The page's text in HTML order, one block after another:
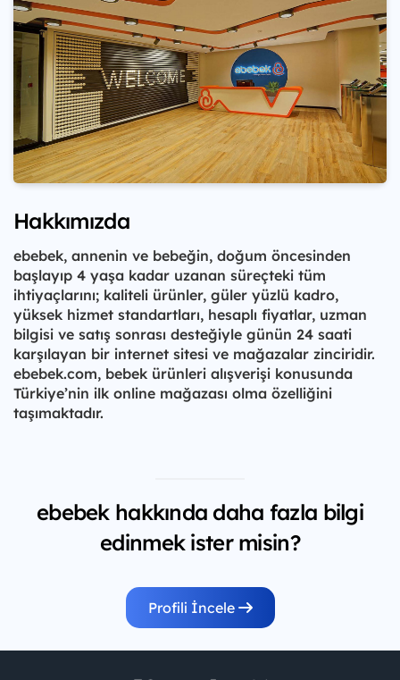
Hakkımızda
ebebek, annenin ve bebeğin, doğum öncesinden
başlayıp 4 yaşa kadar uzanan süreçteki tüm
ihtiyaçlarını; kaliteli ürünler, güler yüzlü kadro,
yüksek hizmet standartları, hesaplı fiyatlar, uzman
bilgisi ve satış sonrası desteğiyle günün 24 saati
karşılayan bir internet sitesi ve mağazalar zinciridir.
ebebek.com, bebek ürünleri alışverişi konusunda
Türkiye’nin ilk online mağazası olma özelliğini
taşımaktadır.
ebebek hakkında daha fazla bilgi
edinmek ister misin?
Profili İncele